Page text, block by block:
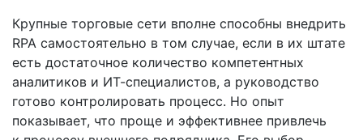
Крупные торговые сети вполне способны внедрить
RPA самостоятельно в том случае, если в их штате
есть достаточное количество компетентных
аналитиков и ИТ-­специалистов, а руководство
готово контролировать процесс. Но опыт
показывает, что проще и эффективнее привлечь